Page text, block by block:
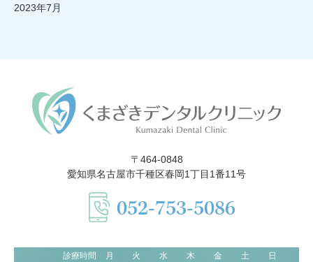
2023年7月
〒464-0848
愛知県名古屋市千種区春岡1丁目1番11号
052-753-5086
診療時間 月 火 水 木 金 土 日